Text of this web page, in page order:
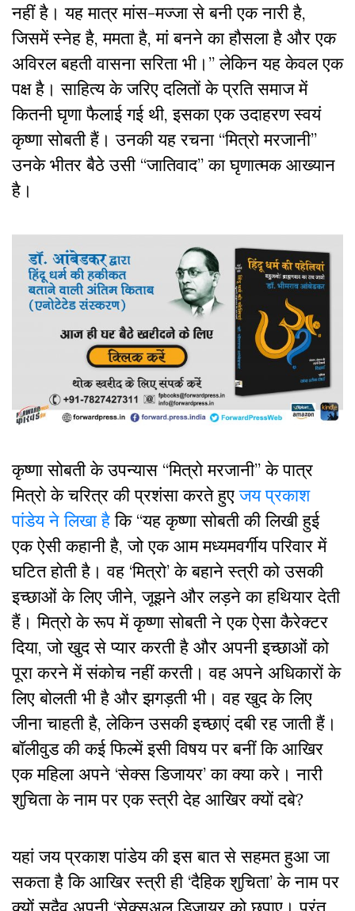
नहीं है। यह मात्र मांस-मज्जा से बनी एक नारी है,
जिसमें स्नेह है, ममता है, मां बनने का हौसला है और एक
अविरल बहती वासना सरिता भी।” लेकिन यह केवल एक
पक्ष है। साहित्य के जरिएदलितों के प्रति समाज में
कितनी घृणा फैलाई गई थी, इसका एक उदाहरण स्वयं
कृष्णा सोबती हैं। उनकी यह रचना “मित्रो मरजानी”
उनके भीतर बैठे उसी “जातिवाद” का घृणात्मक आख्यान
है।
कृष्णा सोबती के उपन्यास “मित्रो मरजानी” के पात्र
मित्रो के चरित्र की प्रशंसा करते हुएजय प्रकाश
पांडेय ने लिखा हैकि “यह कृष्णा सोबती की लिखी हुई
एक ऐसी कहानी है, जो एक आम मध्यमवर्गीय परिवार में
घटित होती है। वह ‘मित्रो’ के बहाने स्त्री को उसकी
इच्छाओं के लिए जीने, जूझने और लड़ने का हथियार देती
हैं। मित्रो के रूप में कृष्णा सोबती ने एक ऐसा कैरेक्टर
दिया, जो खुद से प्यार करती है और अपनी इच्छाओं को
पूरा करने में संकोच नहीं करती। वह अपने अधिकारों के
लिए बोलती भी है और झगड़ती भी। वह खुद के लिए
जीना चाहती है, लेकिन उसकी इच्छाएं दबी रह जाती हैं।
बॉलीवुड की कई फिल्में इसी विषय पर बनीं कि आखिर
एक महिला अपने ‘सेक्स डिजायर’ का क्या करे। नारी
शुचिता के नाम पर एक स्त्री देह आखिर क्यों दबे?
यहां जय प्रकाश पांडेय की इस बात से सहमत हुआ जा
सकता है कि आखिर स्त्री ही ‘दैहिक शुचिता’ के नाम पर